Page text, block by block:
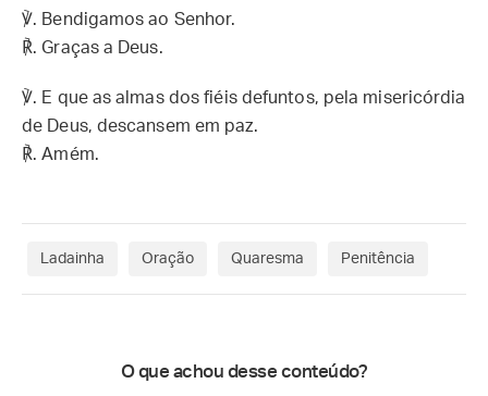
℣. Bendigamos ao Senhor.
℟. Graças a Deus.
℣. E que as almas dos fiéis defuntos, pela misericórdia
de Deus, descansem em paz.
℟. Amém.
Ladainha Oração Quaresma Penitência
O que achou desse conteúdo?